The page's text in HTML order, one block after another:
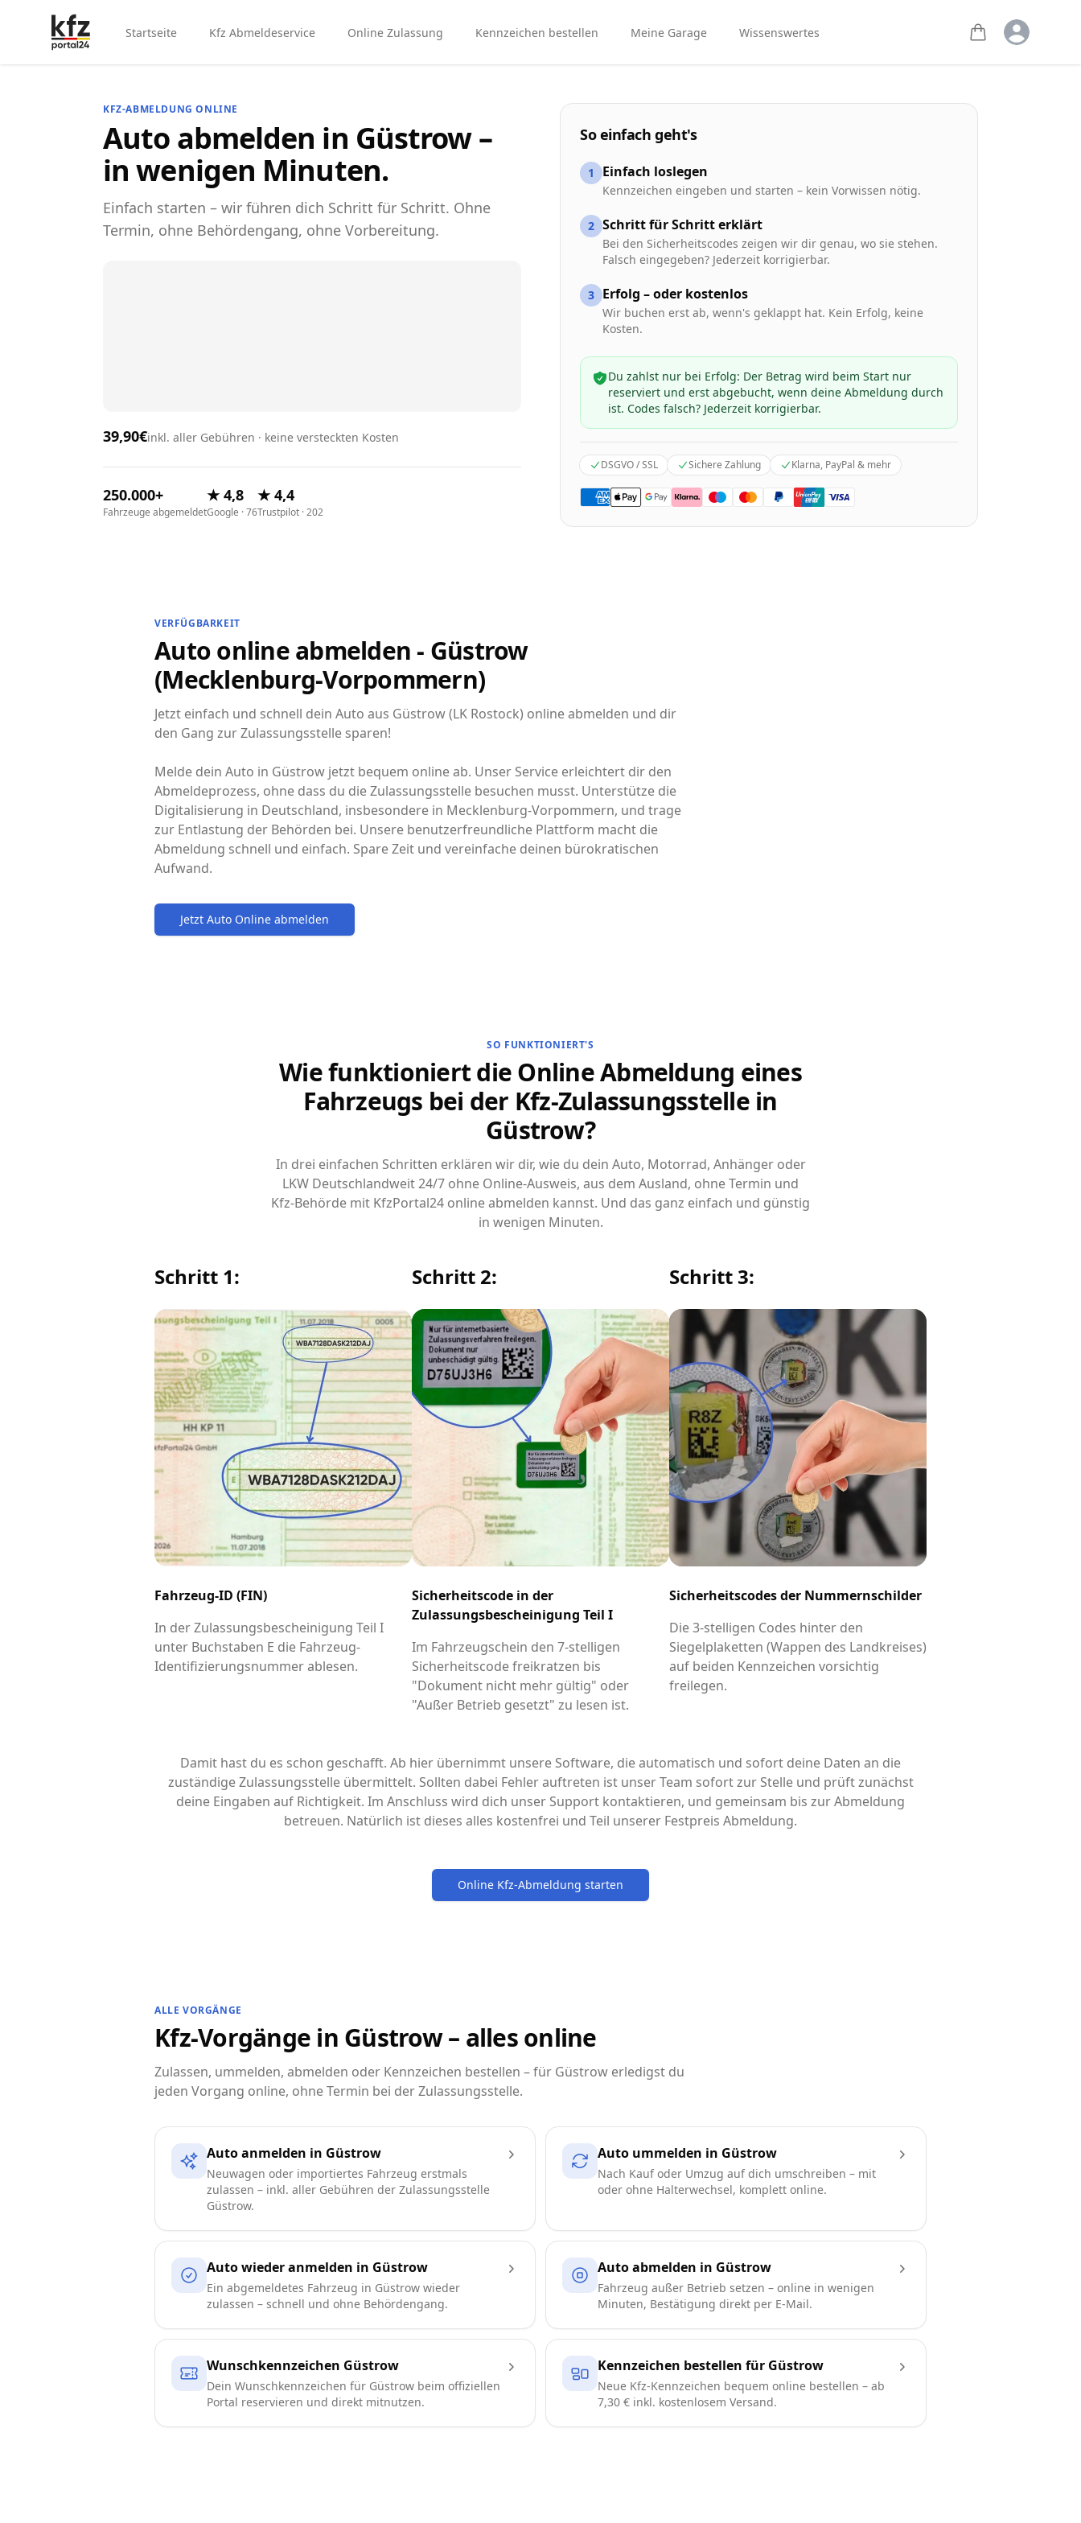
Startseite Kfz Abmeldeservice Online Zulassung Kennzeichen bestellen Meine Garage Wissenswertes Open user
KFZ-ABMELDUNG ONLINE
Auto abmelden in Güstrow –
in wenigen Minuten.
Einfach starten – wir führen dich Schritt für Schritt. Ohne
Termin, ohne Behördengang, ohne Vorbereitung.
39,90€inkl. aller Gebühren · keine versteckten Kosten
250.000+
Fahrzeuge abgemeldet
★ 4,8
Google · 76
★ 4,4
Trustpilot · 202
So einfach geht's
1 Einfach loslegen
Kennzeichen eingeben und starten – kein Vorwissen nötig.
2 Schritt für Schritt erklärt
Bei den Sicherheitscodes zeigen wir dir genau, wo sie stehen.
Falsch eingegeben? Jederzeit korrigierbar.
3 Erfolg – oder kostenlos
Wir buchen erst ab, wenn's geklappt hat. Kein Erfolg, keine
Kosten.
Du zahlst nur bei Erfolg: Der Betrag wird beim Start nur
reserviert und erst abgebucht, wenn deine Abmeldung durch
ist. Codes falsch? Jederzeit korrigierbar.
DSGVO / SSL Sichere Zahlung Klarna, PayPal & mehr
VERFÜGBARKEIT
Auto online abmelden - Güstrow
(Mecklenburg-Vorpommern)
Jetzt einfach und schnell dein Auto aus Güstrow (LK Rostock) online abmelden und dir
den Gang zur Zulassungsstelle sparen!
Melde dein Auto in Güstrow jetzt bequem online ab. Unser Service erleichtert dir den
Abmeldeprozess, ohne dass du die Zulassungsstelle besuchen musst. Unterstütze die
Digitalisierung in Deutschland, insbesondere in Mecklenburg-Vorpommern, und trage
zur Entlastung der Behörden bei. Unsere benutzerfreundliche Plattform macht die
Abmeldung schnell und einfach. Spare Zeit und vereinfache deinen bürokratischen
Aufwand.
Jetzt Auto Online abmelden
SO FUNKTIONIERT'S
Wie funktioniert die Online Abmeldung eines
Fahrzeugs bei der Kfz-Zulassungsstelle in
Güstrow?
In drei einfachen Schritten erklären wir dir, wie du dein Auto, Motorrad, Anhänger oder
LKW Deutschlandweit 24/7 ohne Online-Ausweis, aus dem Ausland, ohne Termin und
Kfz-Behörde mit KfzPortal24 online abmelden kannst. Und das ganz einfach und günstig
in wenigen Minuten.
Schritt 1:
Fahrzeug-ID (FIN)
In der Zulassungsbescheinigung Teil I
unter Buchstaben E die Fahrzeug-
Identifizierungsnummer ablesen.
Schritt 2:
Sicherheitscode in der
Zulassungsbescheinigung Teil I
Im Fahrzeugschein den 7-stelligen
Sicherheitscode freikratzen bis
"Dokument nicht mehr gültig" oder
"Außer Betrieb gesetzt" zu lesen ist.
Schritt 3:
Sicherheitscodes der Nummernschilder
Die 3-stelligen Codes hinter den
Siegelplaketten (Wappen des Landkreises)
auf beiden Kennzeichen vorsichtig
freilegen.
Damit hast du es schon geschafft. Ab hier übernimmt unsere Software, die automatisch und sofort deine Daten an die
zuständige Zulassungsstelle übermittelt. Sollten dabei Fehler auftreten ist unser Team sofort zur Stelle und prüft zunächst
deine Eingaben auf Richtigkeit. Im Anschluss wird dich unser Support kontaktieren, und gemeinsam bis zur Abmeldung
betreuen. Natürlich ist dieses alles kostenfrei und Teil unserer Festpreis Abmeldung.
Online Kfz-Abmeldung starten
ALLE VORGÄNGE
Kfz-Vorgänge in Güstrow – alles online
Zulassen, ummelden, abmelden oder Kennzeichen bestellen – für Güstrow erledigst du
jeden Vorgang online, ohne Termin bei der Zulassungsstelle.
Auto anmelden in Güstrow
Neuwagen oder importiertes Fahrzeug erstmals
zulassen – inkl. aller Gebühren der Zulassungsstelle
Güstrow.
Auto ummelden in Güstrow
Nach Kauf oder Umzug auf dich umschreiben – mit
oder ohne Halterwechsel, komplett online.
Auto wieder anmelden in Güstrow
Ein abgemeldetes Fahrzeug in Güstrow wieder
zulassen – schnell und ohne Behördengang.
Auto abmelden in Güstrow
Fahrzeug außer Betrieb setzen – online in wenigen
Minuten, Bestätigung direkt per E-Mail.
Wunschkennzeichen Güstrow
Dein Wunschkennzeichen für Güstrow beim offiziellen
Portal reservieren und direkt mitnutzen.
Kennzeichen bestellen für Güstrow
Neue Kfz-Kennzeichen bequem online bestellen – ab
7,30 € inkl. kostenlosem Versand.